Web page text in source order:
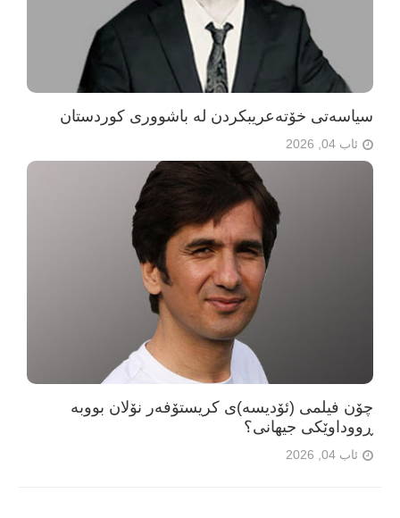
سیاسەتی خۆتەعریبکردن لە باشووری کوردستان
ئاب 04, 2026
چۆن فیلمی (ئۆدیسە)ی کریستۆفەر نۆلان بووبە
ڕووداوێکی جیهانی؟
ئاب 04, 2026